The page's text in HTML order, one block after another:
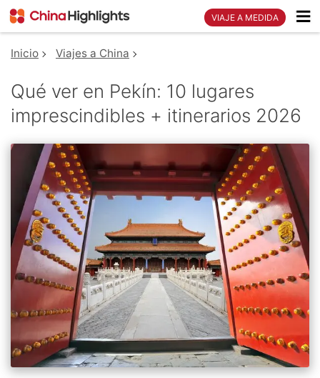
VIAJE A MEDIDA
Inicio Viajes a China
Qué ver en Pekín: 10 lugares
imprescindibles + itinerarios 2026